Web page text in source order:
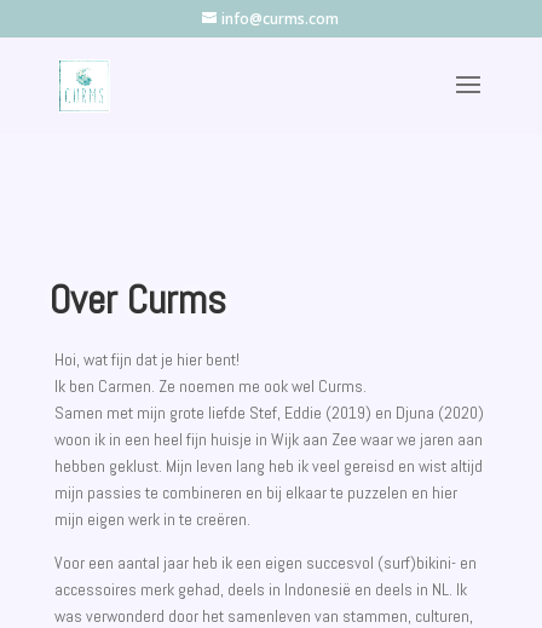
info@curms.com
Over Curms
Hoi, wat fijn dat je hier bent!
Ik ben Carmen. Ze noemen me ook wel Curms.
Samen met mijn grote liefde Stef, Eddie (2019) en Djuna (2020)
woon ik in een heel fijn huisje in Wijk aan Zee waar we jaren aan
hebben geklust. Mijn leven lang heb ik veel gereisd en wist altijd
mijn passies te combineren en bij elkaar te puzzelen en hier
mijn eigen werk in te creëren.
Voor een aantal jaar heb ik een eigen succesvol (surf)bikini- en
accessoires merk gehad, deels in Indonesië en deels in NL. Ik
was verwonderd door het samenleven van stammen, culturen,